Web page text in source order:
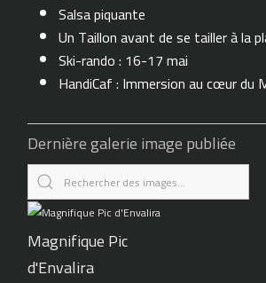
Salsa piquante
Un Taillon avant de se tailler à la
Ski-rando : 16-17 mai
HandiCaf : Immersion au cœur du
Dernière galerie image publiée
Magnifique Pic
d'Envalira